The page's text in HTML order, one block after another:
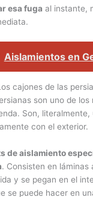
esa fuga al instante,
Aislamientos en
cajones de las
son uno de
Son, literalmente,
con el exterior.
de aislamiento
. Consisten en láminas
y se pegan en el
se puede hacer en